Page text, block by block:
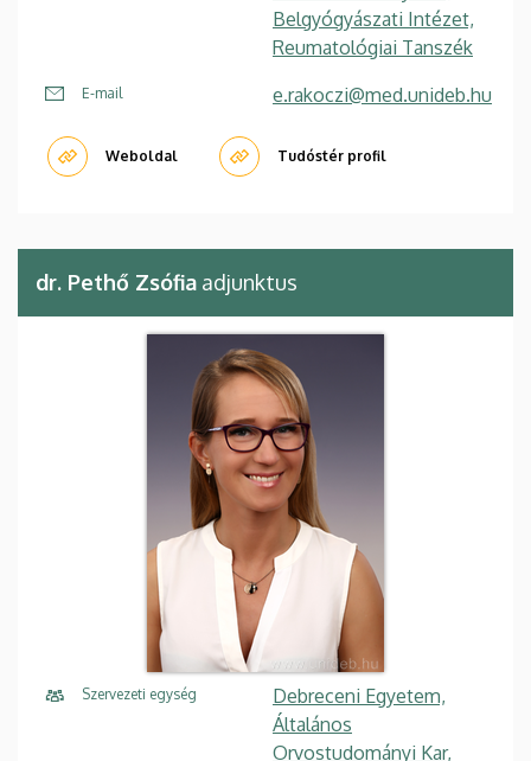
Belgyógyászati Intézet,
Reumatológiai Tanszék
E-mail e.rakoczi@med.unideb.hu
Weboldal Tudóstér profil
dr. Pethő Zsófia adjunktus
Szervezeti egység
Debreceni Egyetem,
Általános
Orvostudományi Kar,